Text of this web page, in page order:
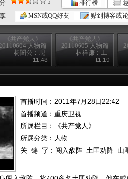
5 排行榜
MSN或QQ好友 贴到博客或
《共产党人》
20110604 人物篇
——杨闇公：现
11:48
《共产党人》
20110605 人物篇
——林祥谦：工
11:19
首播时间：2011年7月28日22:42
首播频道： 重庆卫视
所属栏目：
《共产党人》
所属分类：人物
关 键 字： 闯入敌阵 土匪劝降 山